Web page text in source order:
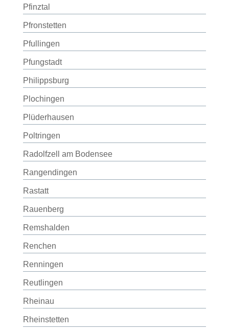
Pfinztal
Pfronstetten
Pfullingen
Pfungstadt
Philippsburg
Plochingen
Plüderhausen
Poltringen
Radolfzell am Bodensee
Rangendingen
Rastatt
Rauenberg
Remshalden
Renchen
Renningen
Reutlingen
Rheinau
Rheinstetten